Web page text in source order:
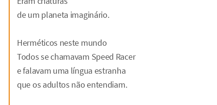
de um planeta imaginário.
Herméticos neste mundo
Todos se chamavam Speed Racer
e falavam uma língua estranha
que os adultos não entendiam.